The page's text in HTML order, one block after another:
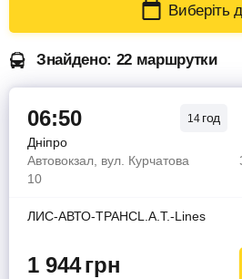
Виберіть
Знайдено: 22 маршрутки
06:50 14 год
Дніпро
Автовокзал, вул. Курчатова
10
ЛИС-АВТО-ТРАНСL.A.T.-Lines
1 944грн